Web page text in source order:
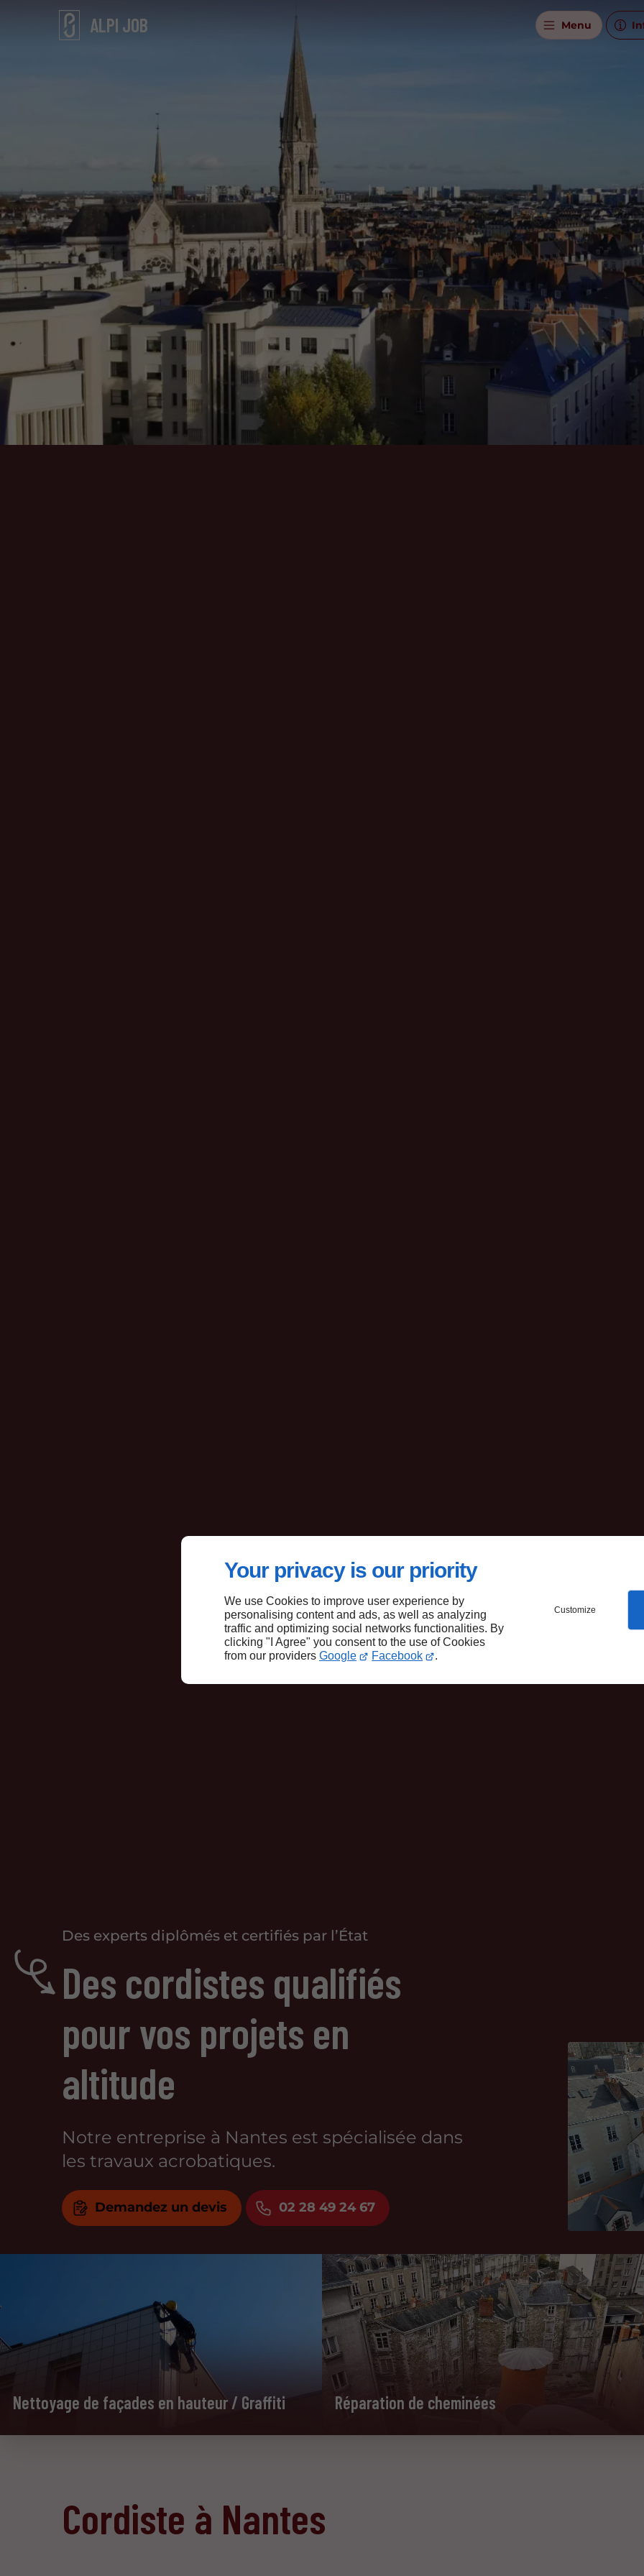
Your privacy is our priority
We use Cookies to improve user experience by
personalising content and ads, as well as analyzing
traffic and optimizing social networks functionalities. By
clicking "I Agree" you consent to the use of Cookies
from our providers Google Facebook .
Customize
ALPI JOB Menu
Des experts diplômés et certifiés par l’État
Des cordistes qualifiés
pour vos projets en
altitude
Notre entreprise à Nantes est spécialisée dans
les travaux acrobatiques.
Demandez un devis 02 28 49 24 67
Nettoyage de façades en hauteur / Graffiti Réparation de cheminées
Cordiste à Nantes